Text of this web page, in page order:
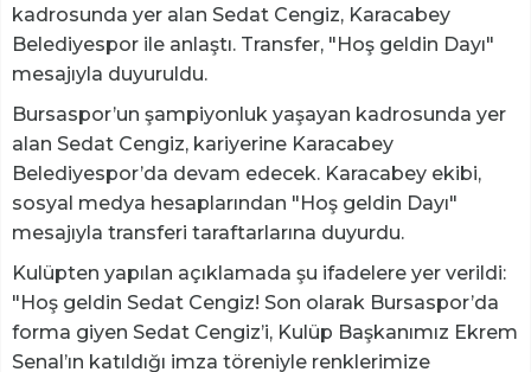
kadrosunda yer alan Sedat Cengiz, Karacabey
Belediyespor ile anlaştı. Transfer, "Hoş geldin Dayı"
mesajıyla duyuruldu.
Bursaspor’un şampiyonluk yaşayan kadrosunda yer
alan Sedat Cengiz, kariyerine Karacabey
Belediyespor’da devam edecek. Karacabey ekibi,
sosyal medya hesaplarından "Hoş geldin Dayı"
mesajıyla transferi taraftarlarına duyurdu.
Kulüpten yapılan açıklamada şu ifadelere yer verildi:
"Hoş geldin Sedat Cengiz! Son olarak Bursaspor’da
forma giyen Sedat Cengiz’i, Kulüp Başkanımız Ekrem
Senal’ın katıldığı imza töreniyle renklerimize